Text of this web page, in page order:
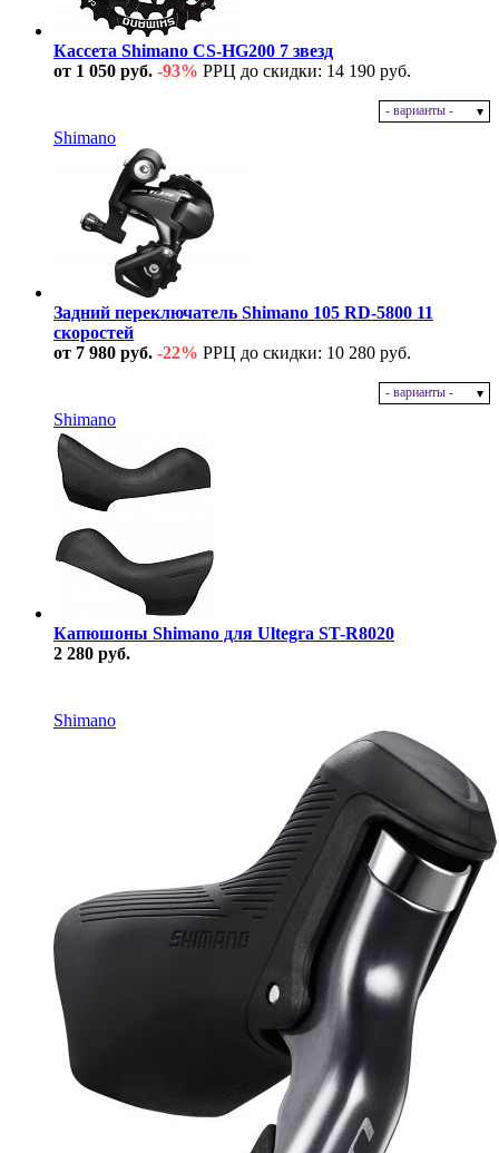
Кассета Shimano CS-HG200 7 звезд
от 1 050 руб. -93% РРЦ до скидки: 14 190 руб.
- варианты -
Shimano
Задний переключатель Shimano 105 RD-5800 11
скоростей
от 7 980 руб. -22% РРЦ до скидки: 10 280 руб.
- варианты -
Shimano
Капюшоны Shimano для Ultegra ST-R8020
2 280 руб.
Shimano